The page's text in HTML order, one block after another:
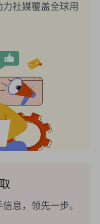
社媒覆盖全球用
息，领先一步。